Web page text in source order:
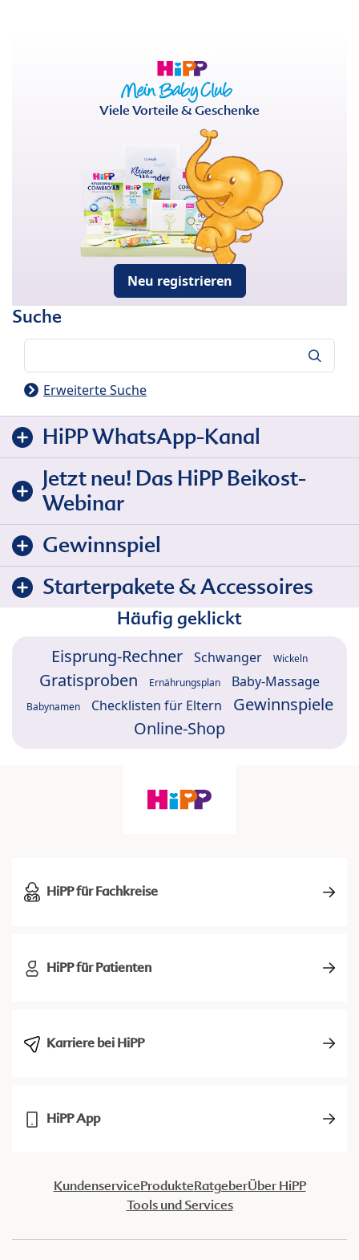
Viele Vorteile & Geschenke
Neu registrieren
Suche
Erweiterte Suche
HiPP WhatsApp-Kanal
Jetzt neu! Das HiPP Beikost-
Webinar
Gewinnspiel
Starterpakete & Accessoires
Häufig geklickt
Eisprung-Rechner Schwanger Wickeln
Gratisproben Ernährungsplan Baby-Massage
Babynamen Checklisten für Eltern
Gewinnspiele
Online-Shop
HiPP für Fachkreise
HiPP für Patienten
Karriere bei HiPP
HiPP App
KundenserviceProdukteRatgeberÜber HiPP
Tools und Services